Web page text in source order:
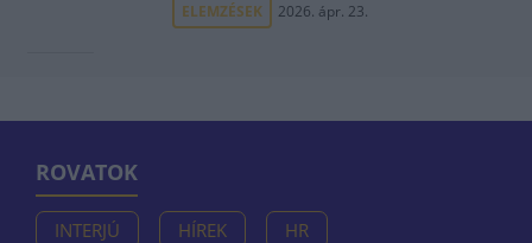
ELEMZÉSEK 2026. ápr. 23.
ROVATOK
INTERJÚ HÍREK HR